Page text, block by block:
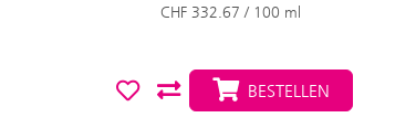
CHF 332.67 / 100 ml
BESTELLEN